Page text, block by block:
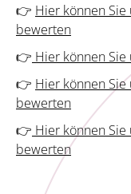
👉 Hier können
bewerten
👉 Hier können
👉 Hier können
bewerten
👉 Hier können
bewerten